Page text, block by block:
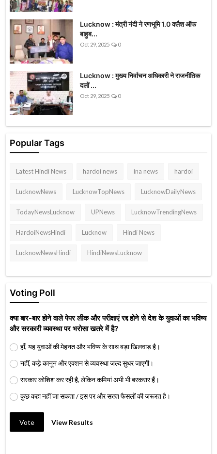
Lucknow : मंत्री नंदी ने रणभूमि 1.0 क्लैश ऑफ
बाहुब...
Oct 29, 2025 0
Lucknow : मुख्य निर्वाचन अधिकारी ने राजनीतिक
दलों ...
Oct 29, 2025 0
Popular Tags
Latest Hindi News hardoi news ina news hardoi
LucknowNews LucknowTopNews LucknowDailyNews
TodayNewsLucknow UPNews LucknowTrendingNews
HardoiNewsHindi Lucknow Hindi News
LucknowNewsHindi HindiNewsLucknow
Voting Poll
क्या बार-बार होने वाले पेपर लीक और परीक्षाएं रद्द होने से देश के युवाओं का भविष्य
और सरकारी व्यवस्था पर भरोसा खतरे में है?
हाँ, यह युवाओं की मेहनत और भविष्य के साथ बड़ा खिलवाड़ है।
नहीं, कड़े कानून और एक्शन से व्यवस्था जल्द सुधर जाएगी।
सरकार कोशिश कर रही है, लेकिन कमियां अभी भी बरकरार हैं।
कुछ कहा नहीं जा सकता / इस पर और सख्त फैसलों की जरूरत है।
Vote View Results